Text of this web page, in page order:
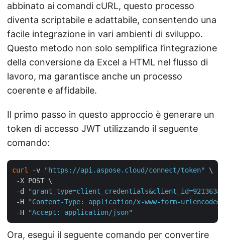
abbinato ai comandi cURL, questo processo
diventa scriptabile e adattabile, consentendo una
facile integrazione in vari ambienti di sviluppo.
Questo metodo non solo semplifica l’integrazione
della conversione da Excel a HTML nel flusso di
lavoro, ma garantisce anche un processo
coerente e affidabile.
Il primo passo in questo approccio è generare un
token di accesso JWT utilizzando il seguente
comando:
curl -v "https://api.aspose.cloud/connect/token"
\
-X POST \
-d
"grant_type=client_credentials&client_id=921363a8-
-H
"Content-Type: application/x-www-form-urlencoded"
-H
"Accept: application/json"
Ora, esegui il seguente comando per convertire